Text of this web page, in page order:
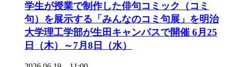
学生が授業で制作した俳句コミック（コミ
句）を展示する「みんなのコミ句展」を明治
大学理工学部が生田キャンパスで開催 6月25
日（木）～7月8日（水）